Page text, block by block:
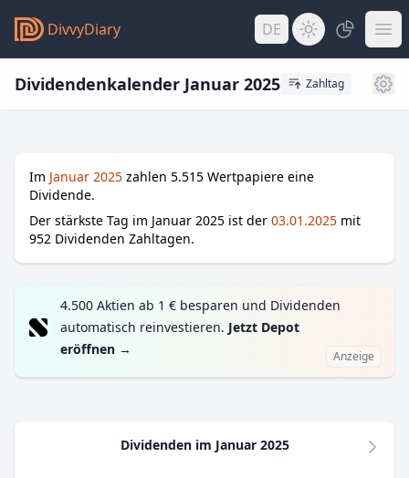
DivvyDiary DE
Dividendenkalender Januar 2025 Zahltag
Im Januar 2025 zahlen 5.515 Wertpapiere eine
Dividende.
Der stärkste Tag im Januar 2025 ist der 03.01.2025 mit
952 Dividenden Zahltagen.
4.500 Aktien ab 1 € besparen und Dividenden
automatisch reinvestieren. Jetzt Depot
eröffnen → Anzeige
Dividenden im Januar 2025